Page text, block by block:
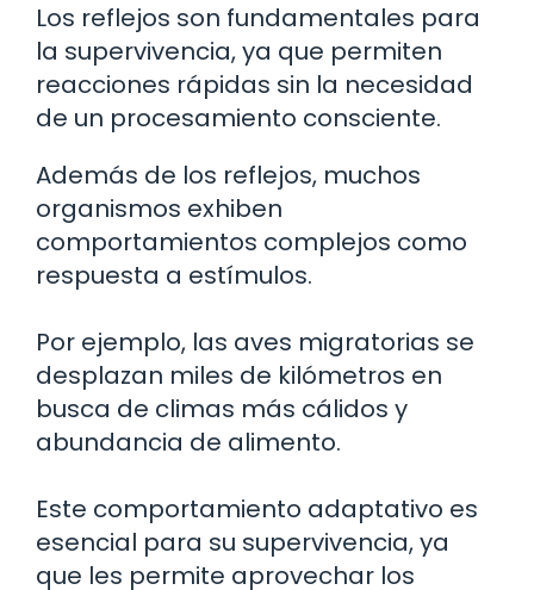
Los reflejos son fundamentales para
la supervivencia, ya que permiten
reacciones rápidas sin la necesidad
de un procesamiento consciente.
Además de los reflejos, muchos
organismos exhiben
comportamientos complejos como
respuesta a estímulos.
Por ejemplo, las aves migratorias se
desplazan miles de kilómetros en
busca de climas más cálidos y
abundancia de alimento.
Este comportamiento adaptativo es
esencial para su supervivencia, ya
que les permite aprovechar los